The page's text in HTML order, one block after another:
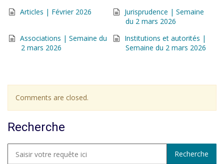
Articles | Février 2026
Jurisprudence | Semaine
du 2 mars 2026
Associations | Semaine du
2 mars 2026
Institutions et autorités |
Semaine du 2 mars 2026
Comments are closed.
Recherche